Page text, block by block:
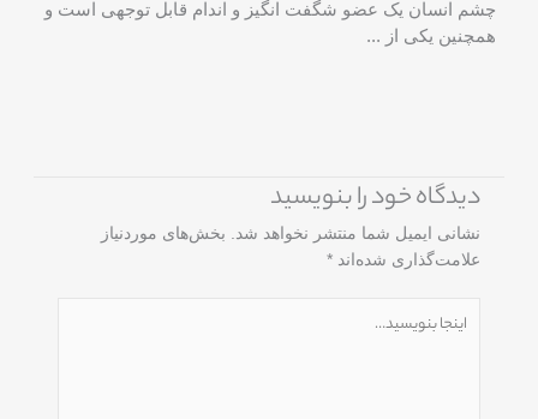
چشم انسان یک عضو شگفت انگیز و اندام قابل توجهی است و
همچنین یکی از ...
دیدگاه‌ خود را بنویسید
نشانی ایمیل شما منتشر نخواهد شد.
بخش‌های موردنیاز
علامت‌گذاری شده‌اند*
بنویسید…